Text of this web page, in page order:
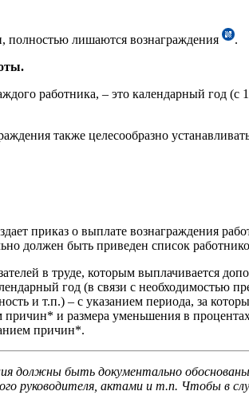
полностью лишаются вознаграждения
.
работника, – это календарный год
также целесообразно
приказ о выплате вознаграждения
должен быть приведен список
в труде, которым выплачивается
год (в связи с необходимостью
и т.п.) – с указанием периода, за
причин* и размера уменьшения в
причин*.
должны быть документально
руководителя, актами и т.п. Чтобы в